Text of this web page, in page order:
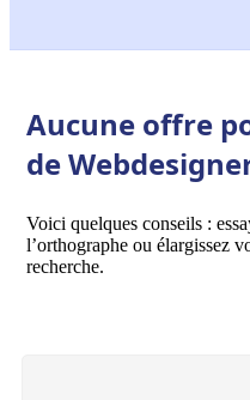
Aucune offre
de
Voici quelques conseils :
l’orthographe ou élargissez
recherche.